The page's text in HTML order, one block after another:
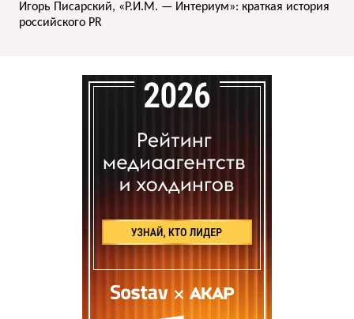
Игорь Писарский, «Р.И.М. — Интериум»: краткая история
российского PR